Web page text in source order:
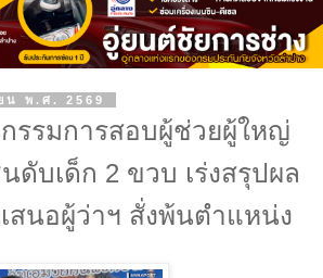
น พ.ศ. 2569
รรมการสอบผู้ช่วยผู้ใหญ่
ดับเด็ก 2 ขวบ เร่งสรุปผล
สนอผู้ว่าฯ สั่งพ้นตำแหน่ง